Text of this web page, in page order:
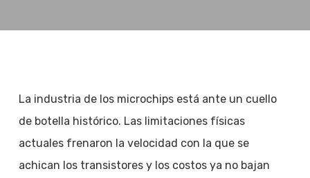
La industria de los microchips está ante un cuello
de botella histórico. Las limitaciones físicas
actuales frenaron la velocidad con la que se
achican los transistores y los costos ya no bajan